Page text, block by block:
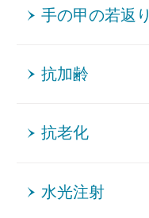
手の甲の若返り
抗加齢
抗老化
水光注射